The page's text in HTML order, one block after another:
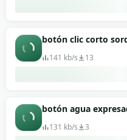
botón clic corto
141 kb/s 13
botón agua
131 kb/s 3